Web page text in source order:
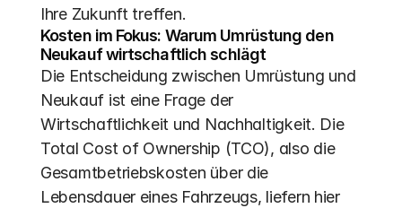
Ihre Zukunft treffen.
Kosten im Fokus: Warum Umrüstung den
Neukauf wirtschaftlich schlägt
Die Entscheidung zwischen Umrüstung und
Neukauf ist eine Frage der
Wirtschaftlichkeit und Nachhaltigkeit. Die
Total Cost of Ownership (TCO), also die
Gesamtbetriebskosten über die
Lebensdauer eines Fahrzeugs, liefern hier